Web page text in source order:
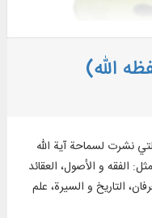
الله)
الآثار التي نشرت لسماحة آية الله
الفقه و الأصول، العقائد
التاريخ و السيرة، علم